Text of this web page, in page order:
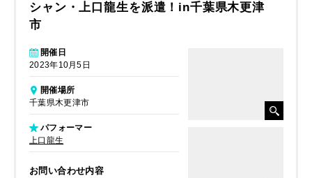
シャン・上口龍生を派遣！in千葉県木更津
市
開催日
2023年10月5日
開催場所
千葉県木更津市
パフォーマー
上口龍生
お問い合わせ内容